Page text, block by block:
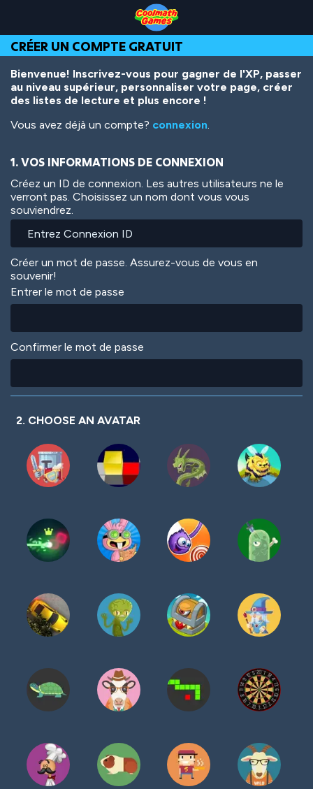
Top
of
Page
Navigation
Main
Content
Footer
contenu
principal
CRÉER UN COMPTE GRATUIT
Bienvenue! Inscrivez-vous pour gagner de l'XP, passer
au niveau supérieur, personnaliser votre page, créer
des listes de lecture et plus encore !
Vous avez déjà un compte? connexion.
1. VOS INFORMATIONS DE CONNEXION
Créez un ID de connexion. Les autres utilisateurs ne le
verront pas. Choisissez un nom dont vous vous
souviendrez.
Créer un mot de passe. Assurez-vous de vous en
souvenir!
Entrer le mot de passe
Confirmer le mot de passe
2. CHOOSE AN AVATAR